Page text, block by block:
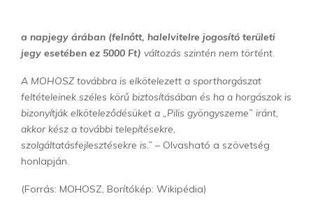
a napjegy árában (felnőtt, halelvitelre jogosító területi
jegy esetében ez 5000 Ft) változás szintén nem történt.
A MOHOSZ továbbra is elkötelezett a sporthorgászat
feltételeinek széles körű biztosításában és ha a horgászok is
bizonyítják elköteleződésüket a „Pilis gyöngyszeme” iránt,
akkor kész a további telepítésekre,
szolgáltatásfejlesztésekre is.” – Olvasható a szövetség
honlapján.
(Forrás: MOHOSZ, Borítókép: Wikipédia)